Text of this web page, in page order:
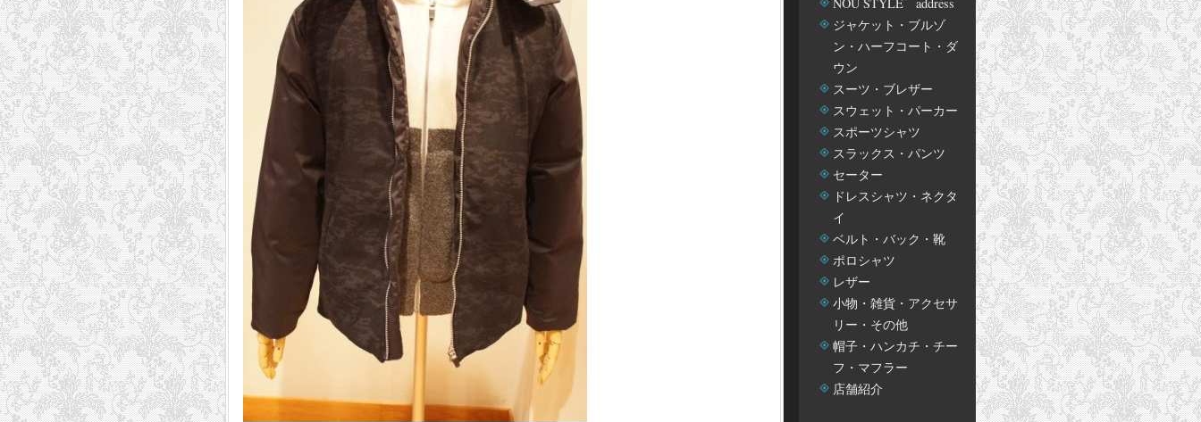
ジャケット・ブルゾ
ン・ハーフコート・ダ
ウン
スーツ・ブレザー
スウェット・パーカー
スポーツシャツ
スラックス・パンツ
セーター
ドレスシャツ・ネクタ
イ
ベルト・バック・靴
ポロシャツ
レザー
小物・雑貨・アクセサ
リー・その他
帽子・ハンカチ・チー
フ・マフラー
店舗紹介